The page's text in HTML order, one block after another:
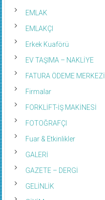
EMLAK
EMLAKÇI
Erkek Kuaförü
EV TAŞIMA – NAKLİYE
FATURA ÖDEME MERKEZİ
Firmalar
FORKLİFT-İŞ MAKİNESİ
FOTOĞRAFÇI
Fuar & Etkinlikler
GALERİ
GAZETE – DERGİ
GELİNLİK